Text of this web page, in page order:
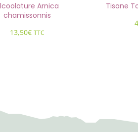
Arnica
chamissonnis
13,50€ TTC
Tisane